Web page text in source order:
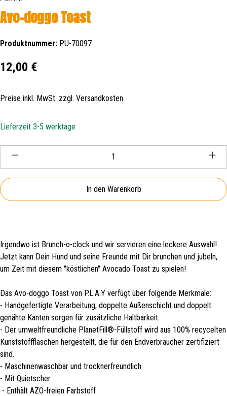
Avo-doggo Toast
Produktnummer: PU-70097
Regulärer Preis:
12,00 €
Preise inkl. MwSt. zzgl. Versandkosten
Lieferzeit 3-5 werktage
Produkt Anzahl: Gib den gewünschten Wert ein oder
In den Warenkorb
Irgendwo ist Brunch-o-clock und wir servieren eine leckere Auswahl!
Jetzt kann Dein Hund und seine Freunde mit Dir brunchen und jubeln,
um Zeit mit diesem "köstlichen" Avocado Toast zu spielen!
Das Avo-doggo Toast von P.L.A.Y verfügt über folgende Merkmale:
- Handgefertigte Verarbeitung, doppelte Außenschicht und doppelt
genähte Kanten sorgen für zusätzliche Haltbarkeit.
- Der umweltfreundliche PlanetFill®-Füllstoff wird aus 100% recycelten
Kunststoffflaschen hergestellt, die für den Endverbraucher zertifiziert
sind.
- Maschinenwaschbar und trocknerfreundlich
- Mit Quietscher
- Enthält AZO-freien Farbstoff